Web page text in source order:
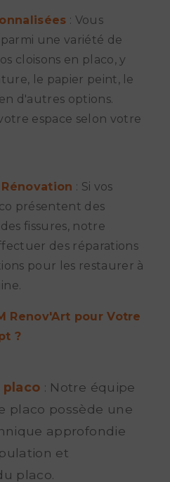
: Vous
une variété de
cloisons en placo, y
le papier peint, le
d'autres options.
espace selon votre
: Si vos
présentent des
fissures, notre
des réparations
pour les restaurer à
Renov'Art pour Votre
?
placo : Notre équipe
placo possède une
approfondie
et
placo.